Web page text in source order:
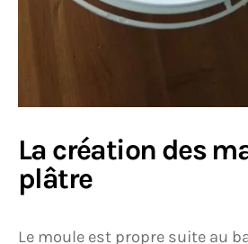
La création des
plâtre
Le moule est propre suite au